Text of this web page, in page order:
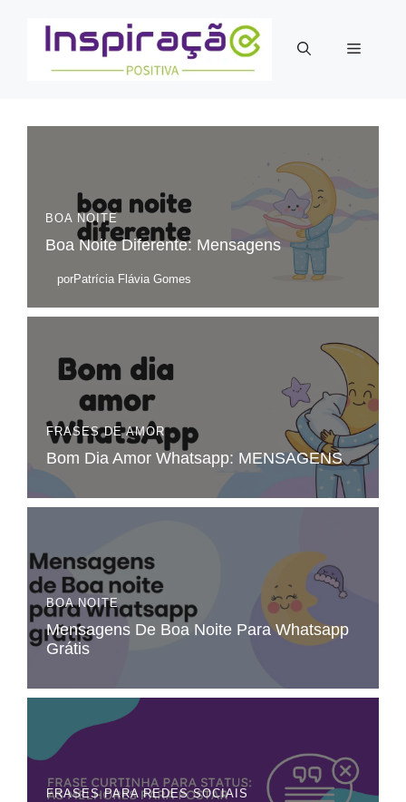
Menu
BOA NOITE
Boa Noite Diferente​: Mensagens
porPatrícia Flávia Gomes
FRASES DE AMOR
Bom Dia Amor Whatsapp​: MENSAGENS
BOA NOITE
Mensagens De Boa Noite Para Whatsapp
Grátis​
FRASES PARA REDES SOCIAIS